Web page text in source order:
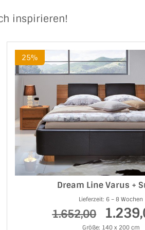
inspirieren!
25%
Dream Line Varus +
Lieferzeit: 6 – 8 Wochen
1.652,00
Größe: 140 x 200 cm